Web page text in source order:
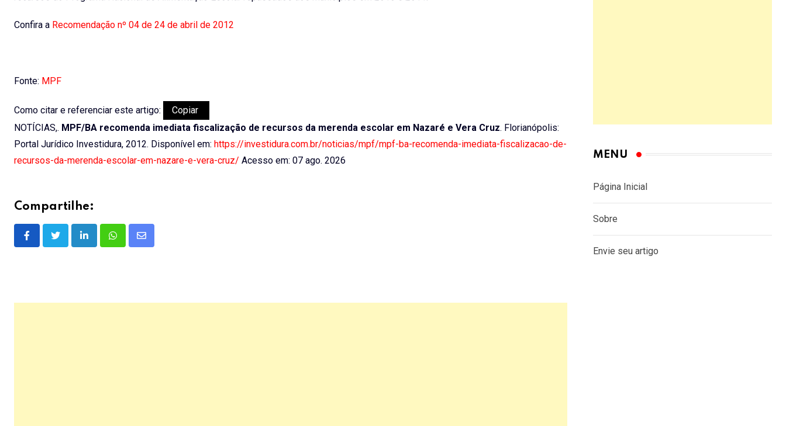
Confira a Recomendação nº 04 de 24 de abril de 2012
Fonte: MPF
Como citar e referenciar este artigo:
Copiar
NOTÍCIAS,. MPF/BA recomenda imediata fiscalização de recursos da merenda escolar em Nazaré e Vera Cruz. Florianópolis:
Portal Jurídico Investidura, 2012. Disponível em: https://investidura.com.br/noticias/mpf/mpf-ba-recomenda-imediata-fiscalizacao-de-
recursos-da-merenda-escolar-em-nazare-e-vera-cruz/ Acesso em: 07 ago. 2026
Compartilhe:
LinkedInWhatsappShare
MENU
Página Inicial
Sobre
Envie seu artigo